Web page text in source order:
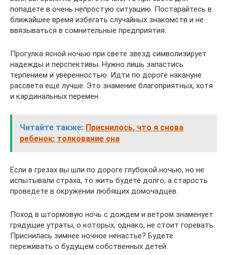
попадете в очень непростую ситуацию. Постарайтесь в
ближайшее время избегать случайных знакомств и не
ввязываться в сомнительные предприятия.
Прогулка ясной ночью при свете звезд символизирует
надежды и перспективы. Нужно лишь запастись
терпением и уверенностью. Идти по дороге накануне
рассвета еще лучше. Это знамение благоприятных, хотя
и кардинальных перемен.
Читайте также: Приснилось, что я снова
ребенок: толкование сна
Если в грезах вы шли по дороге глубокой ночью, но не
испытывали страха, то жить будете долго, а старость
проведете в окружении любящих домочадцев.
Поход в штормовую ночь с дождем и ветром знаменует
грядущие утраты, о которых, однако, не стоит горевать.
Приснилась зимнее ночное ненастье? Будете
переживать о будущем собственных детей.